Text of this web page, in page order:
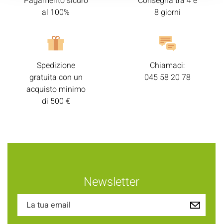
al 100%
8 giorni
Spedizione
gratuita con un
acquisto minimo
di 500 €
Chiamaci:
045 58 20 78
Newsletter